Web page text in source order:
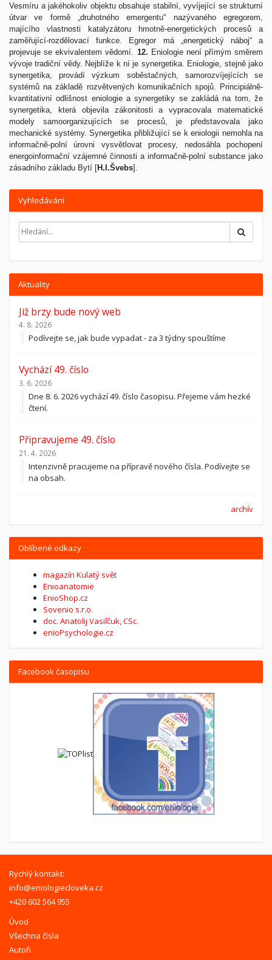
Vesmíru a jakéhokoliv objektu obsahuje stabilní, vyvíjející se strukturní
útvar ve formě „druhotného emergentu“ nazývaného egregorem,
majícího vlastnosti katalyzátoru hmotně-energetických procesů a
zaměřující-rozdělovací funkce. Egregor má „energetický náboj“ a
projevuje se ekvivalentem vědomí. 12. Eniologie není přímým směrem
vývoje tradiční vědy. Nejblíže k ní je synergetika. Eniologie, stejně jako
synergetika, provádí výzkum soběstačných, samorozvíjejících se
systémů na základě rozvětvených komunikačních spojů. Principiálně-
kvantitativní odlišnost eniologie a synergetiky se zakládá na tom, že
synergetika, která objevila zákonitosti a vypracovala matematické
modely samoorganizujících se procesů, je představovala jako
mechanické systémy. Synergetika přibližující se k eniologii nemohla na
informačně-polní úrovni vysvětlovat procesy, nedosáhla pochopení
energoinformační vzájemné činnosti a informačně-polní substance jako
zásadního základu Bytí [H.I.Švebs].
Vyhledávání
Aktuality
Již brzy bude nový web
4. 8. 2026
Podívejte se, jak bude vypadat - za 3 týdny spouštíme
Vychází 49. číslo
3. 6. 2026
Dne 8. 6. 2026 vychází 49. číslo časopisu. Přejeme vám hezké
čtení.
Připravujeme 49. číslo
21. 4. 2026
Intenzivně pracujeme na přípravě nového čísla. Podívejte se
na obsah.
archív
Oblíbené odkazy
magazín Kulatý svět
Enioanatomie
EnioShop.cz
Sovenio s.r.o.
doc. Anatolij Vasiľčuk, CSc.
enioPsychologie.cz
Facebook časopisu
Rychlý kontakt:
info@eniologiecloveka.cz
+420 602 564 955
Úvod
Všechna čísla
Autoři